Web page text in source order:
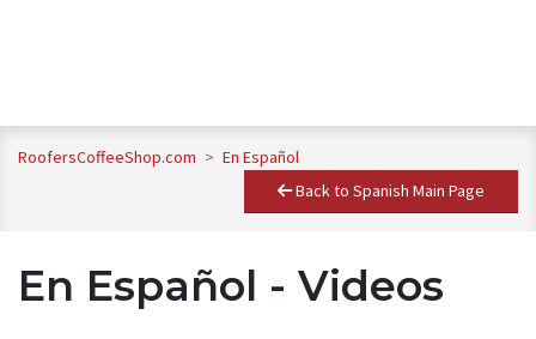
RoofersCoffeeShop.com > En Español
Back to Spanish Main Page
En Español - Videos